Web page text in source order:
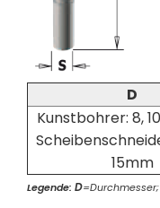
D
Kunstbohrer: 8,
15mm
Legende: D=Durchmesser;